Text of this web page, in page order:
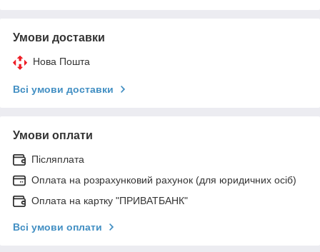
Умови доставки
Нова Пошта
Всі умови доставки
Умови оплати
Післяплата
Оплата на розрахунковий рахунок (для юридичних осіб)
Оплата на картку "ПРИВАТБАНК"
Всі умови оплати